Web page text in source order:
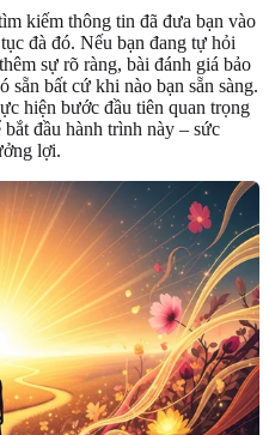
kiếm thông tin đã đưa bạn vào
đà đó. Nếu bạn đang tự hỏi
sự rõ ràng, bài đánh giá bảo
sẵn bất cứ khi nào bạn sẵn sàng.
hiện bước đầu tiên quan trọng
đầu hành trình này – sức
lợi.